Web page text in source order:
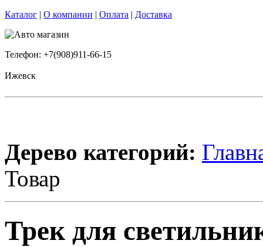
Каталог | О компании | Оплата | Доставка
Телефон: +7(908)911-66-15
Ижевск
Дерево категорий:
Товар
Трек для